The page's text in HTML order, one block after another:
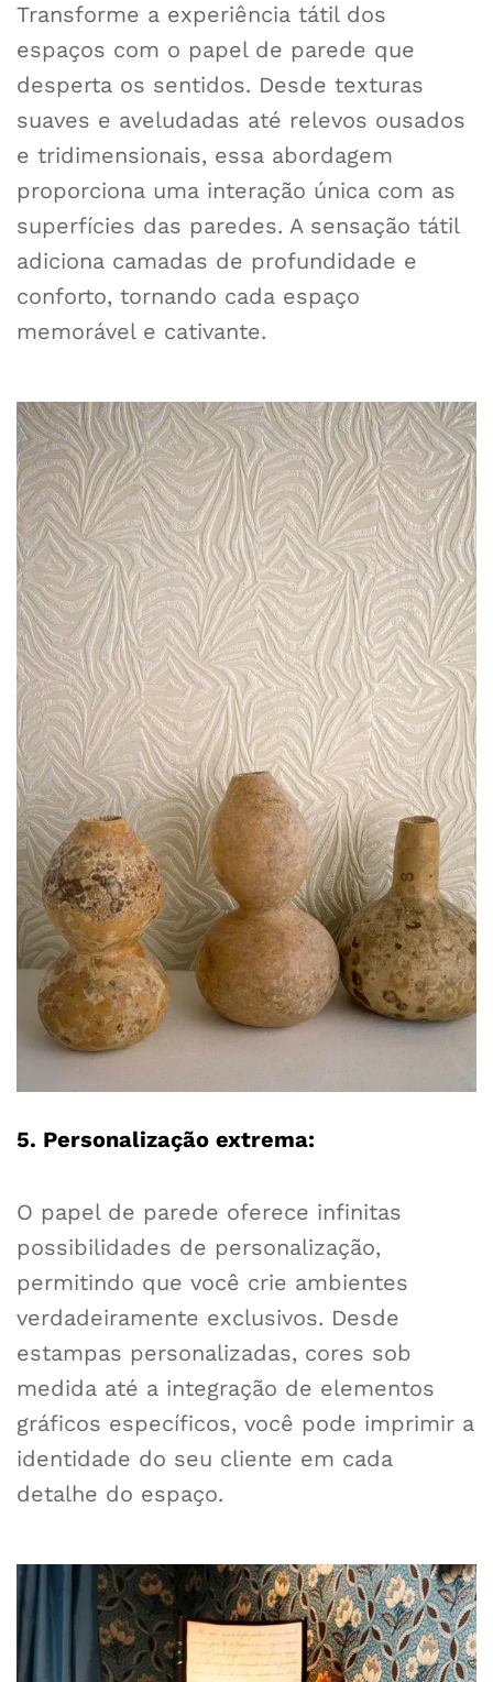
Transforme a experiência tátil dos
espaços com o papel de parede que
desperta os sentidos. Desde texturas
suaves e aveludadas até relevos ousados
e tridimensionais, essa abordagem
proporciona uma interação única com as
superfícies das paredes. A sensação tátil
adiciona camadas de profundidade e
conforto, tornando cada espaço
memorável e cativante.
5. Personalização extrema:
O papel de parede oferece infinitas
possibilidades de personalização,
permitindo que você crie ambientes
verdadeiramente exclusivos. Desde
estampas personalizadas, cores sob
medida até a integração de elementos
gráficos específicos, você pode imprimir a
identidade do seu cliente em cada
detalhe do espaço.